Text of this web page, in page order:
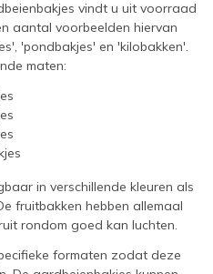
vindt u uit voorraad
aantal voorbeelden hiervan
'pondbakjes' en 'kilobakken'.
maten:
in verschillende kleuren als
fruitbakken hebben allemaal
rondom goed kan luchten.
formaten zodat deze